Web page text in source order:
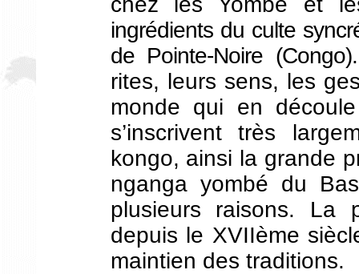
ingrédients du culte
de Pointe-Noire (Congo).
rites, leurs sens, les
monde qui en
s’inscrivent très
kongo, ainsi la grande
nganga yombé du
plusieurs raisons. La
depuis le XVIIème
maintien des traditions.